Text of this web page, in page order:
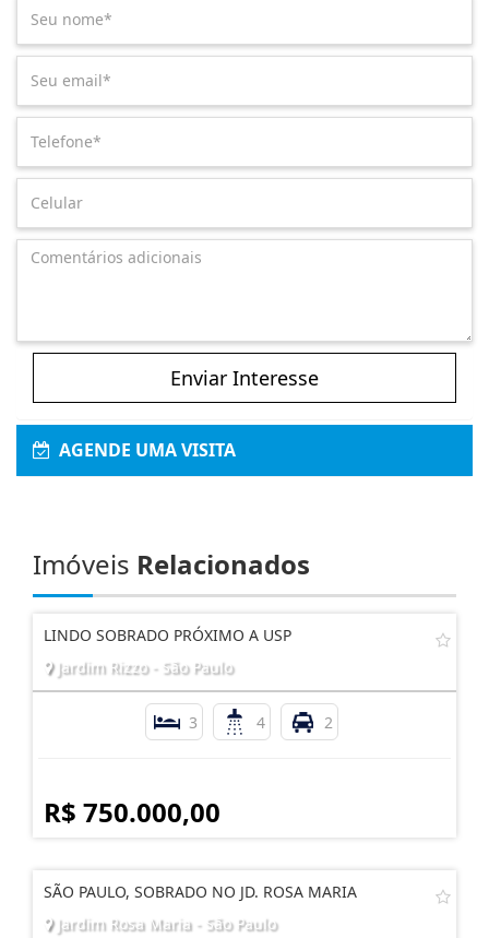
Enviar Interesse
AGENDE UMA VISITA
Imóveis Relacionados
LINDO SOBRADO PRÓXIMO A USP
Jardim Rizzo - São Paulo
3 4 2
R$ 750.000,00
SÃO PAULO, SOBRADO NO JD. ROSA MARIA
Jardim Rosa Maria - São Paulo